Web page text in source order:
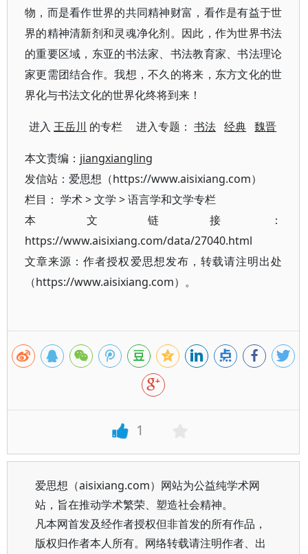
物，而是看作世界的共同精神财富，看作是有益于世
界的精神清新剂和灵魂净化剂。因此，作为世界书法
的重要区域，东亚的书法家、书法教育家、书法理论
家更需团结合作。我想，不久的将来，东方文化的世
界化与书法文化的世界化终将到来！
进入王岳川 的专栏 进入专题：书法 经典 魏晋
本文责编： jiangxiangling
发信站：爱思想（https://www.aisixiang.com）
栏目： 学术>文学 >语言学和文学专栏
本文链接：
https://www.aisixiang.com/data/27040.html
文章来源：作者授权爱思想发布，转载请注明出处
（https://www.aisixiang.com）。
1
爱思想（aisixiang.com）网站为公益纯学术网
站，旨在推动学术繁荣、塑造社会精神。
凡本网首发及经作者授权但非首发的所有作品，
版权归作者本人所有。网络转载请注明作者、出